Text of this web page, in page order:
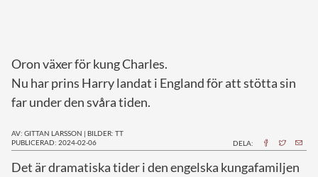
Oron växer för kung Charles.
Nu har prins Harry landat i England för att stötta sin
far under den svåra tiden.
AV: GITTAN LARSSON | BILDER: TT
PUBLICERAD: 2024-02-06
DELA:
Det är dramatiska tider i den engelska kungafamiljen